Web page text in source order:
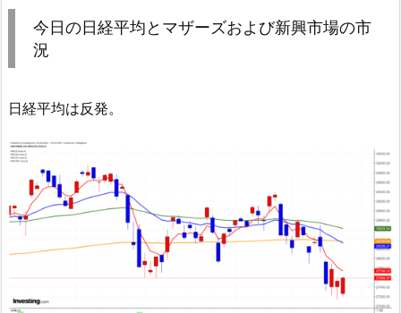
今日の日経平均とマザーズおよび新興市場の市
況
日経平均は反発。